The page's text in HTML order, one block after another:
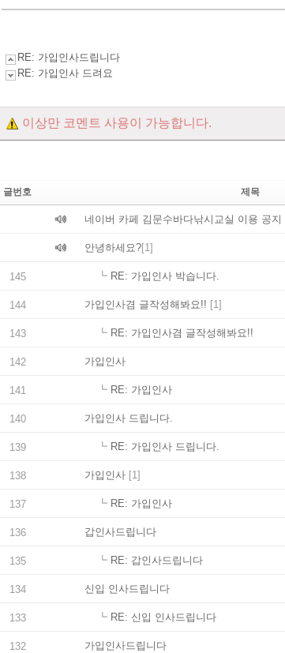
RE: 가입인사드립니다
RE: 가입인사 드려요
이상만 코멘트 사용이 가능합니다.
글번호 제목
네이버 카페 김문수바다낚시교실 이용 공지
안녕하세요?[1]
145 ┗ RE: 가입인사 박습니다.
144 가입인사겸 글작성해봐요!! [1]
143 ┗ RE: 가입인사겸 글작성해봐요!!
142 가입인사
141 ┗ RE: 가입인사
140 가입인사 드립니다.
139 ┗ RE: 가입인사 드립니다.
138 가입인사 [1]
137 ┗ RE: 가입인사
136 갑인사드립니다
135 ┗ RE: 갑인사드립니다
134 신입 인사드립니다
133 ┗ RE: 신입 인사드립니다
132 가입인사드립니다